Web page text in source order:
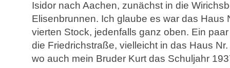
Isidor nach Aachen, zunächst in die
Elisenbrunnen. Ich glaube es war das Haus
vierten Stock, jedenfalls ganz oben. Ein
die Friedrichstraße, vielleicht in das Haus
wo auch mein Bruder Kurt das Schuljahr